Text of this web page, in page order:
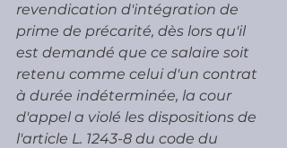
revendication d'intégration de
prime de précarité, dès lors qu'il
est demandé que ce salaire soit
retenu comme celui d'un contrat
à durée indéterminée, la cour
d'appel a violé les dispositions de
l'article L. 1243-8 du code du